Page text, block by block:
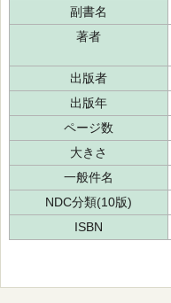
副書名
著者
出版者
出版年
ページ数
大きさ
一般件名
NDC分類(10版)
ISBN